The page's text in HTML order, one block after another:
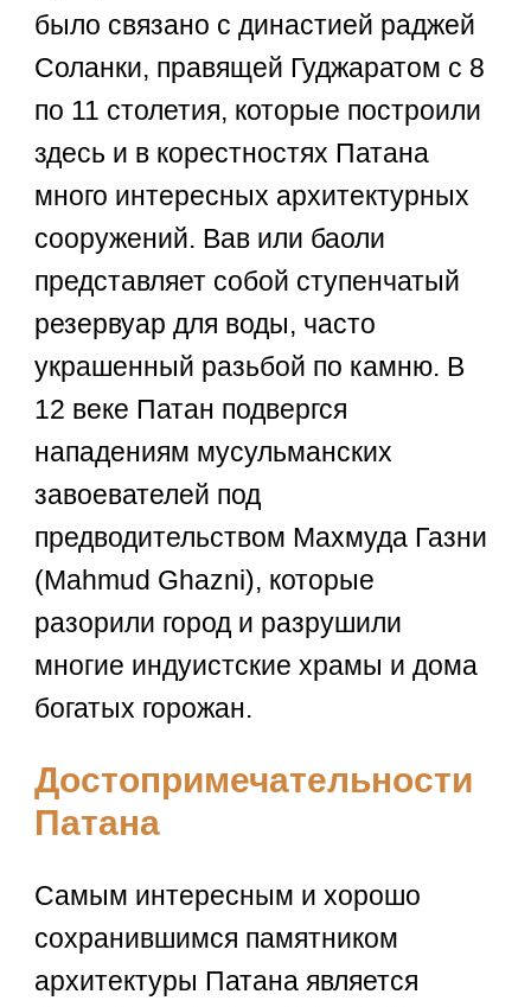
было связано с династией раджей
Соланки, правящей Гуджаратом с 8
по 11 столетия, которые построили
здесь и в корестностях Патана
много интересных архитектурных
сооружений. Вав или баоли
представляет собой ступенчатый
резервуар для воды, часто
украшенный разьбой по камню. В
12 веке Патан подвергся
нападениям мусульманских
завоевателей под
предводительством Махмуда Газни
(Mahmud Ghazni), которые
разорили город и разрушили
многие индуистские храмы и дома
богатых горожан.
Достопримечательности
Патана
Самым интересным и хорошо
сохранившимся памятником
архитектуры Патана является